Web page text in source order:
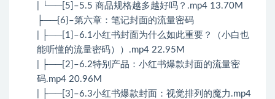
| └──[5]–5.5 商品规格越多越好吗？.mp4 13.70M
├──{6}–第六章：笔记封面的流量密码
| ├──[1]–6.1小红书封面为什么如此重要？（小白也
能听懂的流量密码））.mp4 22.95M
| ├──[2]–6.2特别产品：小红书爆款封面的流量密
码.mp4 20.96M
| ├──[3]–6.3小红书爆款封面：视觉排列的魔力.mp4